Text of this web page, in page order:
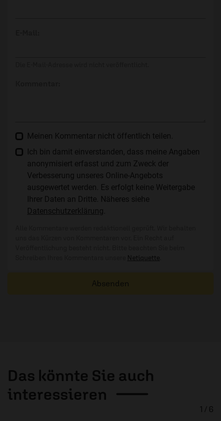
Meinen Kommentar nicht öffentlich teilen.
Ich bin damit einverstanden, dass meine Angaben
anonymisiert erfasst und zum Zweck der
Verbesserung unseres Online-Angebots
ausgewertet werden. Es erfolgt keine Weitergabe
Ihrer Daten an Dritte. Näheres siehe
Datenschutzerklärung
Netiquette
Absenden
Das könnte Sie auch
interessieren
1 / 6